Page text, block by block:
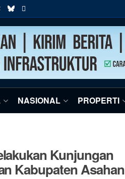
NASIONAL PROPERTI
Kunjungan
Kabupaten Asahan